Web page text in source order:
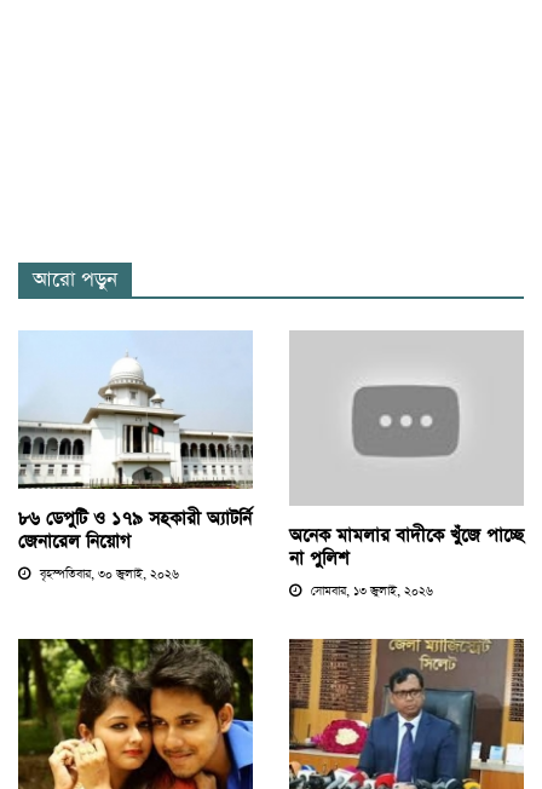
আরো পড়ুন
৮৬ ডেপুটি ও ১৭৯ সহকারী অ্যাটর্নি
জেনারেল নিয়োগ
বৃহস্পতিবার, ৩০ জুলাই, ২০২৬
অনেক মামলার বাদীকে খুঁজে পাচ্ছে
না পুলিশ
সোমবার, ১৩ জুলাই, ২০২৬